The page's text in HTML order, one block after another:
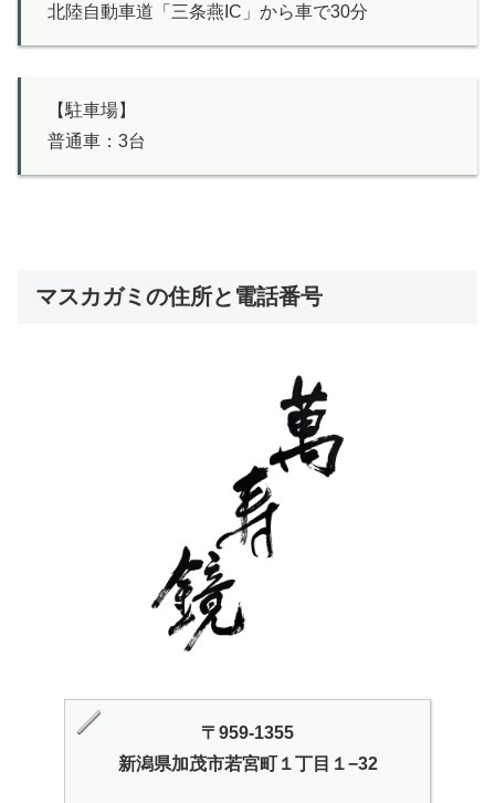
北陸自動車道「三条燕IC」から車で30分
【駐車場】
普通車：3台
マスカガミの住所と電話番号
〒959-1355
新潟県加茂市若宮町１丁目１−32